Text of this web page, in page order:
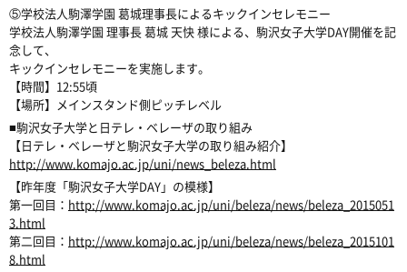
⑤学校法人駒澤学園 葛城理事長によるキックインセレモニー
学校法人駒澤学園 理事長 葛城 天快 様による、駒沢女子大学DAY開催を記
念して、
キックインセレモニーを実施します。
【時間】12:55頃
【場所】メインスタンド側ピッチレベル
■駒沢女子大学と日テレ・ベレーザの取り組み
【日テレ・ベレーザと駒沢女子大学の取り組み紹介】
http://www.komajo.ac.jp/uni/news_beleza.html
【昨年度「駒沢女子大学DAY」の模様】
第一回目： http://www.komajo.ac.jp/uni/beleza/news/beleza_2015051
3.html
第二回目： http://www.komajo.ac.jp/uni/beleza/news/beleza_2015101
8.html